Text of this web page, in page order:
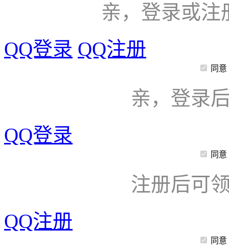
亲，登录或注
QQ登录 QQ注册
同意
亲，登录
QQ登录
同意
注册后可
QQ注册
同意